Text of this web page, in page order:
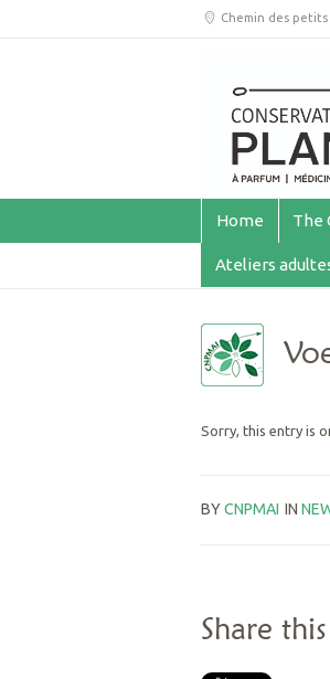
Chemin des petits
Home The
Ateliers
You are here:Home /
Sorry, this entry is
BYCNPMAI IN
Share